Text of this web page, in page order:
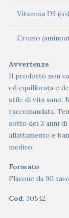
Vitamina D3
Cromo
Avvertenze
Il prodotto non
ed equilibrata e
stile di vita sano.
raccomandata.
sotto dei 3 anni di
allattamento e
medico.
Formato
Flacone da 90
Cod. 30542